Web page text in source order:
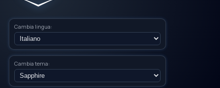
Cambia lingua:
Cambia tema: